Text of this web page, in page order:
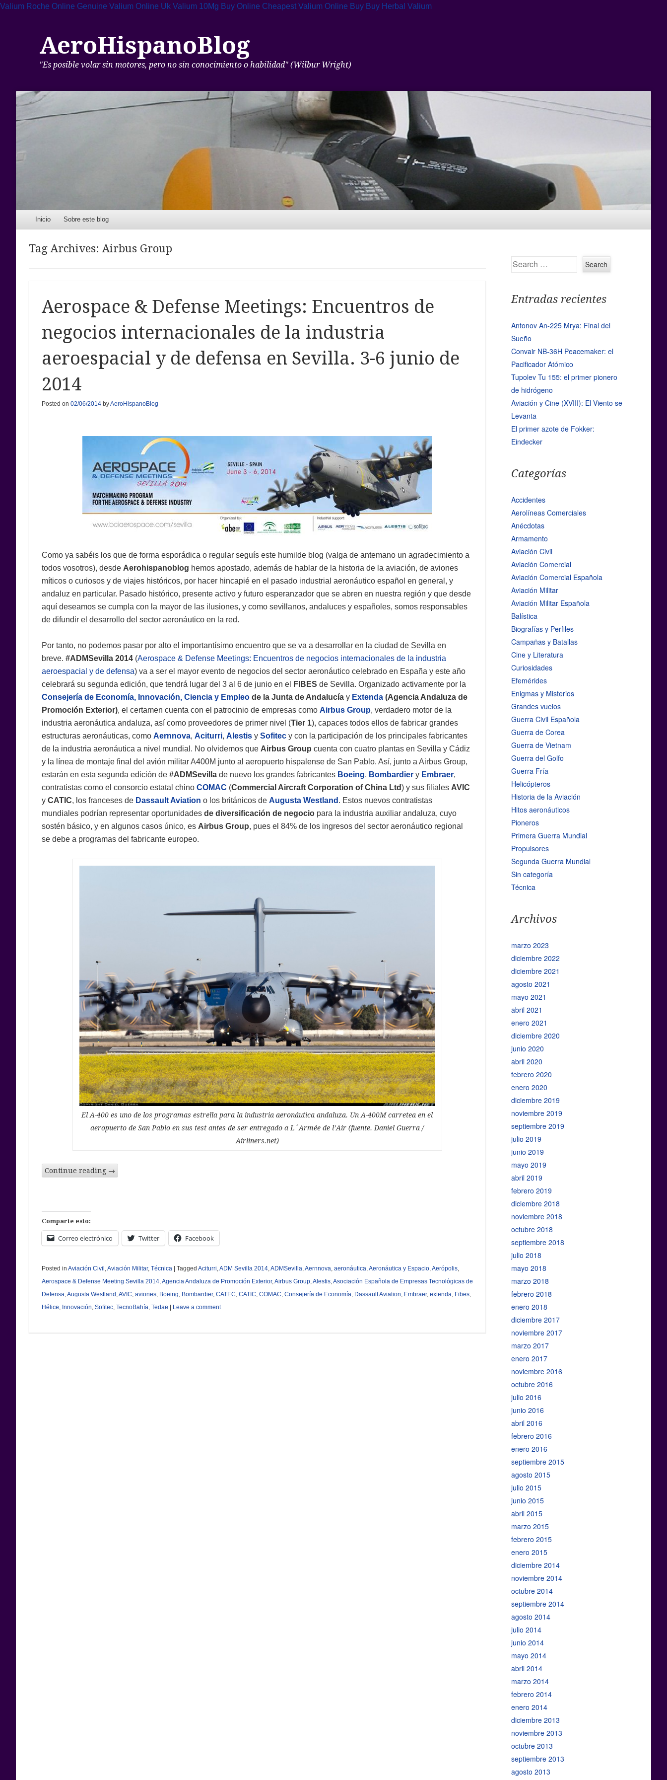
Valium Roche Online Genuine Valium Online Uk Valium 10Mg Buy Online Cheapest Valium Online Buy Buy Herbal Valium
AeroHispanoBlog
"Es posible volar sin motores, pero no sin conocimiento o habilidad" (Wilbur Wright)
Menu
Skip to content
Inicio Sobre este blog
Tag Archives: Airbus Group
Aerospace & Defense Meetings: Encuentros de
negocios internacionales de la industria
aeroespacial y de defensa en Sevilla. 3-6 junio de
2014
Posted on 02/06/2014byAeroHispanoBlog
Como ya sabéis los que de forma esporádica o regular seguís este humilde blog (valga de antemano un agradecimiento a
todos vosotros), desde Aerohispanoblog hemos apostado, además de hablar de la historia de la aviación, de aviones
míticos o curiosos y de viajes históricos, por hacer hincapié en el pasado industrial aeronáutico español en general, y
andaluz en particular. Pasado histórico, presente activo y futuro esperanzador que se abren en nuestra región y que desde
aquí deseamos se cumpla con la mayor de las ilusiones, y como sevillanos, andaluces y españoles, somos responsables
de difundir el desarrollo del sector aeronáutico en la red.
Por tanto, no podemos pasar por alto el importantísimo encuentro que se va a desarrollar en la ciudad de Sevilla en
breve. #ADMSevilla 2014(Aerospace & Defense Meetings: Encuentros de negocios internacionales de la industria
aeroespacial y de defensa) va a ser el mayor evento de negocios del sector aeronáutico celebrado en España y este año
celebrará su segunda edición, que tendrá lugar del 3 al 6 de junio en el
FIBES de Sevilla. Organizado activamente por la
Consejería de Economía, Innovación, Ciencia y Empleode la Junta de Andalucíay Extenda(Agencia Andaluza de
Promoción Exterior), el certamen cuenta con el patrocinio de empresas como Airbus Group, verdadero motor de la
industria aeronáutica andaluza, así como proveedores de primer nivel (Tier 1), capaces todos ellos de fabricar grandes
estructuras aeronáuticas, como Aernnova, Aciturri, Alestisy Sofitecy con la participación de los principales fabricantes
de la industria aeronáutica a nivel mundial. No olvidemos que Airbus Group cuenta con cuatro plantas en Sevilla y Cádiz
y la línea de montaje final del avión militar A400M junto al aeropuerto hispalense de San Pablo. Así, junto a Airbus Group,
estarán en esta segunda edición de #ADMSevillade nuevo los grandes fabricantes Boeing, Bombardier y Embraer,
contratistas como el consorcio estatal chino COMAC (Commercial Aircraft Corporation of China Ltd) y sus filiales AVIC
y CATIC, los franceses de Dassault Aviation o los británicos de Augusta Westland . Estos nuevos contratistas
mundiales podrían representar oportunidades de diversificación de negociopara la industria auxiliar andaluza, cuyo
sostén básico, y en algunos casos único, es Airbus Group, pues el 84% de los ingresos del sector aeronáutico regional
se debe a programas del fabricante europeo.
El A-400 es uno de los programas estrella para la industria aeronáutica andaluza. Un A-400M carretea en el
aeropuerto de San Pablo en sus test antes de ser entregado a L´Armée de l’Air (fuente. Daniel Guerra /
Airliners.net)
Continue reading →
Comparte esto:
Correo electrónico Twitter Facebook
Posted in Aviación Civil Aviación Militar, Técnica | Tagged Aciturri ADM Sevilla 2014, ADMSevilla Aernnova aeronáutica Aeronáutica y Espacio, Aerópolis,
Aerospace & Defense Meeting Sevilla 2014, Agencia Andaluza de Promoción Exterior, Airbus Group, Alestis, Asociación Española de Empresas Tecnológicas de
Defensa Augusta Westland AVIC aviones, Boeing Bombardier, CATEC CATIC COMAC Consejería de Economía Dassault Aviation Embraer, extenda Fibes,
Hélice Innovación Sofitec, TecnoBahía Tedae | Leave a comment
Search
Entradas recientes
Antonov An-225 Mrya: Final del
Sueño
Convair NB-36H Peacemaker: el
Pacificador Atómico
Tupolev Tu 155: el primer pionero
de hidrógeno
Aviación y Cine (XVIII): El Viento se
Levanta
El primer azote de Fokker:
Eindecker
Categorías
Accidentes
Aerolíneas Comerciales
Anécdotas
Armamento
Aviación Civil
Aviación Comercial
Aviación Comercial Española
Aviación Militar
Aviación Militar Española
Balística
Biografías y Perfiles
Campañas y Batallas
Cine y Literatura
Curiosidades
Efemérides
Enigmas y Misterios
Grandes vuelos
Guerra Civil Española
Guerra de Corea
Guerra de Vietnam
Guerra del Golfo
Guerra Fría
Helicópteros
Historia de la Aviación
Hitos aeronáuticos
Pioneros
Primera Guerra Mundial
Propulsores
Segunda Guerra Mundial
Sin categoría
Técnica
Archivos
marzo 2023
diciembre 2022
diciembre 2021
agosto 2021
mayo 2021
abril 2021
enero 2021
diciembre 2020
junio 2020
abril 2020
febrero 2020
enero 2020
diciembre 2019
noviembre 2019
septiembre 2019
julio 2019
junio 2019
mayo 2019
abril 2019
febrero 2019
diciembre 2018
noviembre 2018
octubre 2018
septiembre 2018
julio 2018
mayo 2018
marzo 2018
febrero 2018
enero 2018
diciembre 2017
noviembre 2017
marzo 2017
enero 2017
noviembre 2016
octubre 2016
julio 2016
junio 2016
abril 2016
febrero 2016
enero 2016
septiembre 2015
agosto 2015
julio 2015
junio 2015
abril 2015
marzo 2015
febrero 2015
enero 2015
diciembre 2014
noviembre 2014
octubre 2014
septiembre 2014
agosto 2014
julio 2014
junio 2014
mayo 2014
abril 2014
marzo 2014
febrero 2014
enero 2014
diciembre 2013
noviembre 2013
octubre 2013
septiembre 2013
agosto 2013